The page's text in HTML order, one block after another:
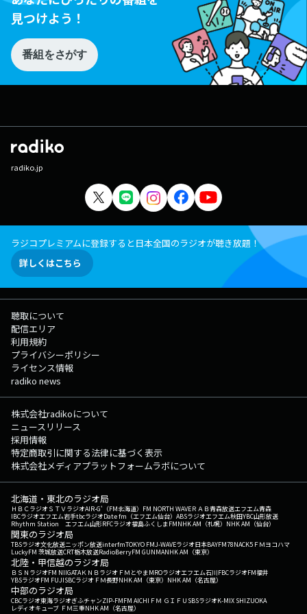
見つけよう！
番組をさがす
radiko.jp
ラジコプレミアムに登録すると日本全国のラジオが聴き放題！
詳しくはこちら
聴取について
配信エリア
利用規約
プライバシーポリシー
ライセンス情報
radiko news
株式会社radikoについて
ニュースリリース
採用情報
特定商取引に関する法律に基づく表示
株式会社メディアプラットフォームラボについて
北海道・東北のラジオ局
ＨＢＣラジオＳＴＶラジオAIR-G'（FM北海道） FM NORTH WAVEＲＡＢ青森放送エフエム青森
IBCラジオエフエム岩手tbcラジオDate fm（エフエム仙台） ABSラジオエフエム秋田YBC山形放送
Rhythm Station エフエム山形RFCラジオ福島ふくしまFMNHK AM（札幌） NHK AM（仙台）
関東のラジオ局
TBSラジオ文化放送ニッポン放送interfmTOKYO FMJ-WAVEラジオ日本BAYFM78NACK5 ＦＭヨコハマ
LuckyFM 茨城放送CRT栃木放送RadioBerryFM GUNMANHK AM（東京）
北陸・甲信越のラジオ局
ＢＳＮラジオFM NIIGATAＫＮＢラジオ ＦＭとやまMROラジオエフエム石川FBCラジオFM福井
YBSラジオFM FUJISBCラジオ ＦＭ長野NHK AM（東京） NHK AM（名古屋）
中部のラジオ局
CBCラジオ東海ラジオぎふチャンZIP-FMFM AICHI ＦＭ ＧＩＦＵ SBSラジオK-MIX SHIZUOKA
レディオキューブ ＦＭ三重NHK AM（名古屋）